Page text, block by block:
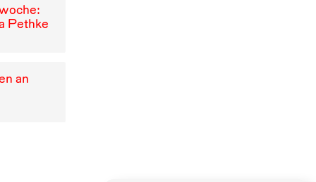
Pethke
an